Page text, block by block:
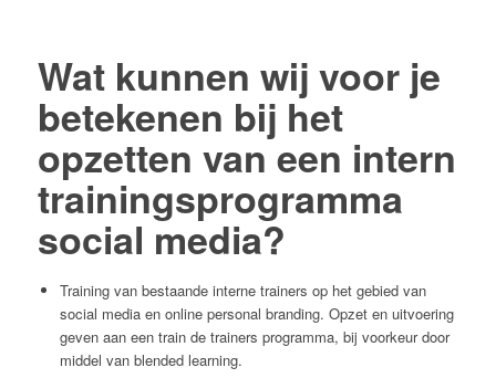
Wat kunnen wij voor je
betekenen bij het
opzetten van een intern
trainingsprogramma
social media?
Training van bestaande interne trainers op het gebied van
social media en online personal branding. Opzet en uitvoering
geven aan een train de trainers programma, bij voorkeur door
middel van blended learning.